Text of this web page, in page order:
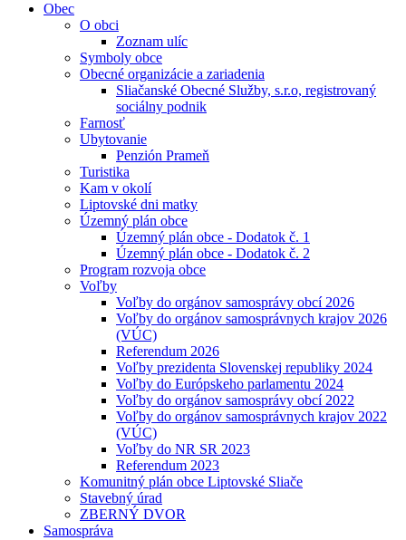
Obec
O obci
Zoznam ulíc
Symboly obce
Obecné organizácie a zariadenia
Sliačanské Obecné Služby, s.r.o, registrovaný
sociálny podnik
Farnosť
Ubytovanie
Penzión Prameň
Turistika
Kam v okolí
Liptovské dni matky
Územný plán obce
Územný plán obce - Dodatok č. 1
Územný plán obce - Dodatok č. 2
Program rozvoja obce
Voľby
Voľby do orgánov samosprávy obcí 2026
Voľby do orgánov samosprávnych krajov 2026
(VÚC)
Referendum 2026
Voľby prezidenta Slovenskej republiky 2024
Voľby do Európskeho parlamentu 2024
Voľby do orgánov samosprávy obcí 2022
Voľby do orgánov samosprávnych krajov 2022
(VÚC)
Voľby do NR SR 2023
Referendum 2023
Komunitný plán obce Liptovské Sliače
Stavebný úrad
ZBERNÝ DVOR
Samospráva